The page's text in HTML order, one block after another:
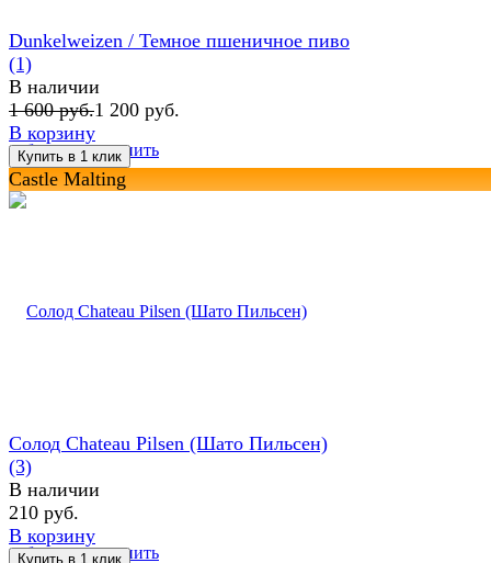
избранное сравнить
Dunkelweizen / Темное пшеничное пиво
(1)
В наличии
1 600 руб.1 200 руб.
В корзину
Castle Malting
избранное сравнить
Солод Chateau Pilsen (Шато Пильсен)
(3)
В наличии
210 руб.
В корзину